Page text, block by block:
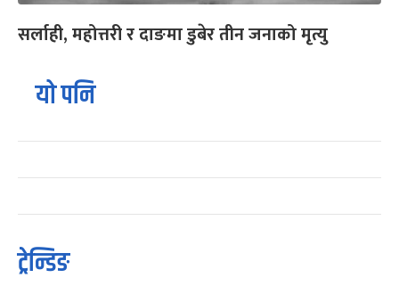
सर्लाही, महोत्तरी र दाङमा डुबेर तीन जनाको मृत्यु
यो पनि
ट्रेन्डिङ